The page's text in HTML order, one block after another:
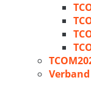
Verband